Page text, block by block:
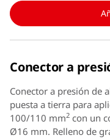
Conector a
Conector a presión de
puesta a tierra para
100/110 mm2 con un
Ø16 mm. Relleno de